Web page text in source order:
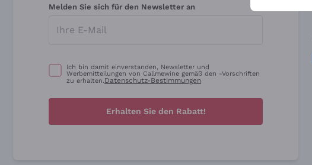
Melden Sie sich für den Newsletter an
Ich bin damit einverstanden, Newsletter und
Werbemitteilungen von Callmewine gemäß den -Vorschriften
zu erhalten.Datenschutz-Bestimmungen
Erhalten Sie den Rabatt!